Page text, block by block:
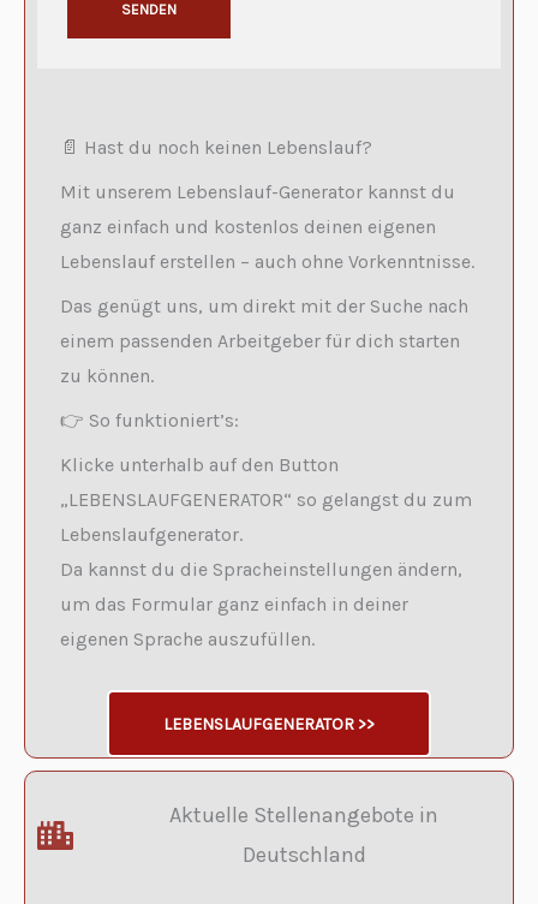
SENDEN
r
n
t
i
e
:
📄 Hast du noch keinen Lebenslauf?
Mit unserem Lebenslauf-Generator kannst du
ganz einfach und kostenlos deinen eigenen
Lebenslauf erstellen – auch ohne Vorkenntnisse.
Das genügt uns, um direkt mit der Suche nach
einem passenden Arbeitgeber für dich starten
zu können.
👉 So funktioniert’s:
Klicke unterhalb auf den Button
„LEBENSLAUFGENERATOR“ so gelangst du zum
Lebenslaufgenerator.
Da kannst du die Spracheinstellungen ändern,
um das Formular ganz einfach in deiner
eigenen Sprache auszufüllen.
LEBENSLAUFGENERATOR >>
Aktuelle Stellenangebote in
Deutschland